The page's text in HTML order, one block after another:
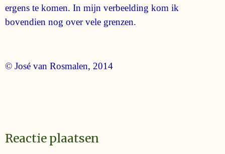
ergens te komen. In mijn verbeelding kom ik
bovendien nog over vele grenzen.
© José van Rosmalen, 2014
Reactie plaatsen